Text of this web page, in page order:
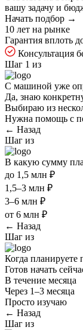
вашу задачу и
Начать подбор →
10 лет на рынке
Гарантия вплоть
Консультация
Шаг 1 из
С машиной уже
Да, знаю
Выбираю из
Нужна помощь с
← Назад
Шаг из
В какую сумму
до 1,5 млн ₽
1,5–3 млн ₽
3–6 млн ₽
от 6 млн ₽
← Назад
Шаг из
Когда планируете
Готов начать
В течение месяца
Через 1–3 месяца
Просто изучаю
← Назад
Шаг из